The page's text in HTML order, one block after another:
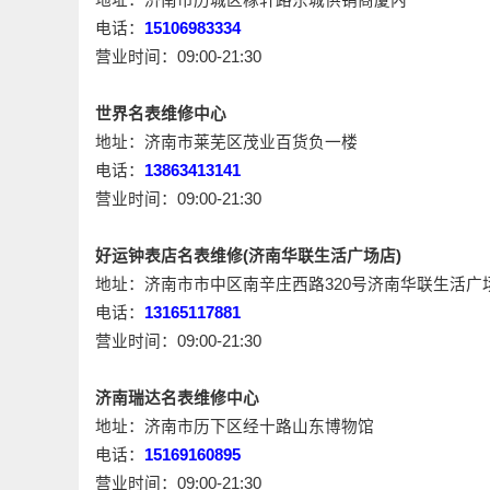
电话： 15106983334
营业时间：09:00-21:30
世界名表维修中心
地址：济南市莱芜区茂业百货负一楼
电话： 13863413141
营业时间：09:00-21:30
好运钟表店名表维修(济南华联生活广场店)
地址：济南市市中区南辛庄西路320号济南华联生活广
电话： 13165117881
营业时间：09:00-21:30
济南瑞达名表维修中心
地址：济南市历下区经十路山东博物馆
电话： 15169160895
营业时间：09:00-21:30